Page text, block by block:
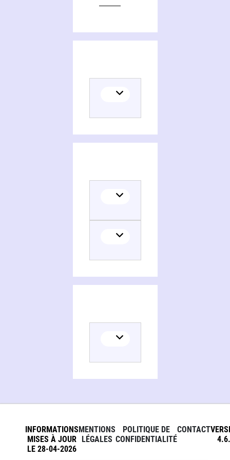
INFORMATIONS
MISES À JOUR
LE 28-04-2026
MENTIONS
LÉGALES
POLITIQUE DE
CONFIDENTIALITÉ
CONTACT